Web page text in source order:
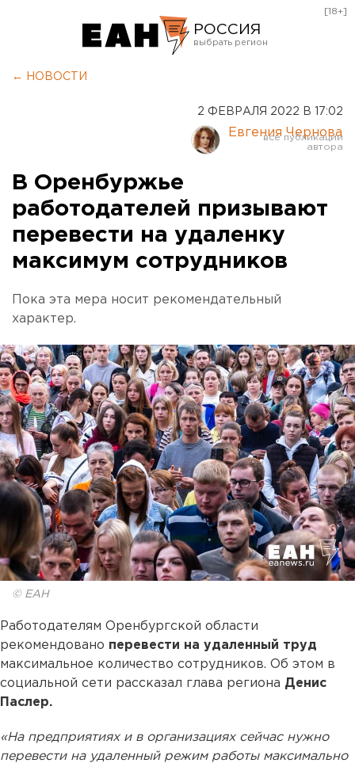
РОССИЯ
Курган
Оренбург
[18+]
← НОВОСТИ
2 ФЕВРАЛЯ 2022 В 17:02
Евгения Чернова
В Оренбуржье
работодателей призывают
перевести на удаленку
максимум сотрудников
Пока эта мера носит рекомендательный
характер.
© ЕАН
Работодателям Оренбургской области
рекомендовано перевести на удаленный труд
максимальное количество сотрудников. Об этом в
социальной сети рассказал глава региона Денис
Паслер.
«На предприятиях и в организациях сейчас нужно
перевести на удаленный режим работы максимально